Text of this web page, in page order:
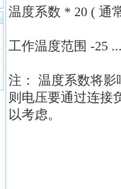
温度系数 * 20 ( 通
工作温度范围 -25
注： 温度系数将
则电压要通过连接
以考虑。